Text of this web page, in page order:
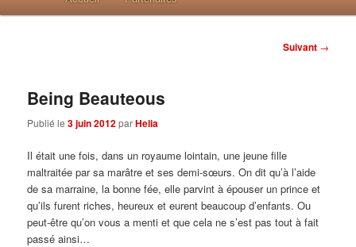
Post navigation
Suivant →
Being Beauteous
Publié le3 juin 2012parHelia
Il était une fois, dans un royaume lointain, une jeune fille
maltraitée par sa marâtre et ses demi-sœurs. On dit qu’à l’aide
de sa marraine, la bonne fée, elle parvint à épouser un prince et
qu’ils furent riches, heureux et eurent beaucoup d’enfants. Ou
peut-être qu’on vous a menti et que cela ne s’est pas tout à fait
passé ainsi…